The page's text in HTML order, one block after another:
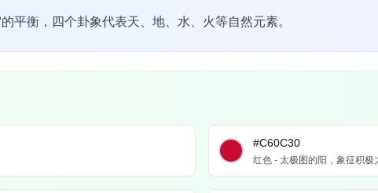
平衡，四个卦象代表天、地、水、火等自然元素。
#C60C30
红色 - 太极图的阳，象征积极